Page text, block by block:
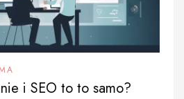
i SEO to to samo?